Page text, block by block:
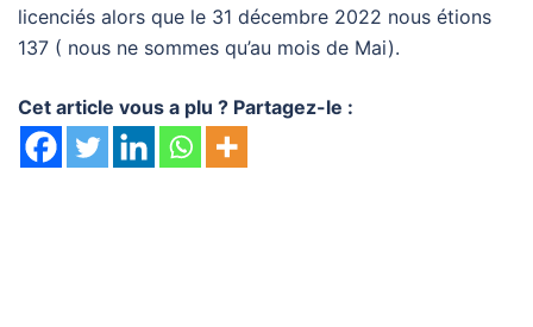
licenciés alors que le 31 décembre 2022 nous étions
137 ( nous ne sommes qu’au mois de Mai).
Cet article vous a plu ? Partagez-le :